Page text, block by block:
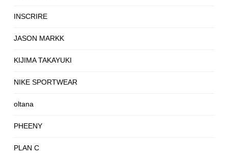
INSCRIRE
JASON MARKK
KIJIMA TAKAYUKI
NIKE SPORTWEAR
oltana
PHEENY
PLAN C